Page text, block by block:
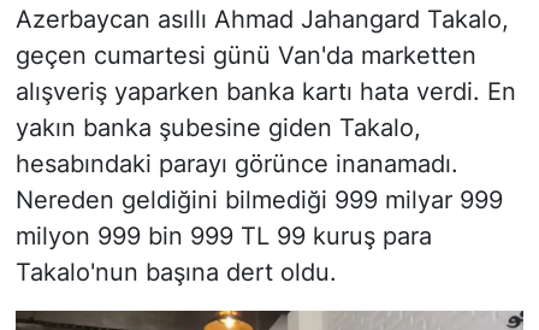
Azerbaycan asıllı Ahmad Jahangard Takalo,
geçen cumartesi günü Van'da marketten
alışveriş yaparken banka kartı hata verdi. En
yakın banka şubesine giden Takalo,
hesabındaki parayı görünce inanamadı.
Nereden geldiğini bilmediği 999 milyar 999
milyon 999 bin 999 TL 99 kuruş para
Takalo'nun başına dert oldu.